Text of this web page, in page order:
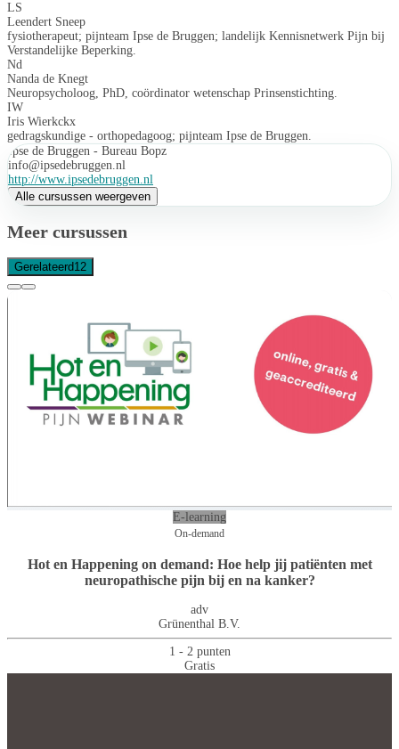
LS
Leendert Sneep
fysiotherapeut; pijnteam Ipse de Bruggen; landelijk Kennisnetwerk Pijn bij
Verstandelijke Beperking.
Nd
Nanda de Knegt
Neuropsycholoog, PhD, coördinator wetenschap Prinsenstichting.
IW
Iris Wierkckx
gedragskundige - orthopedagoog; pijnteam Ipse de Bruggen.
Ipse de Bruggen - Bureau Bopz
info@ipsedebruggen.nl
http://www.ipsedebruggen.nl
Alle cursussen weergeven
Meer cursussen
Gerelateerd12
E-learning
On-demand
Hot en Happening on demand: Hoe help jij patiënten met
neuropathische pijn bij en na kanker?
adv
Grünenthal B.V.
1 - 2 punten
Gratis